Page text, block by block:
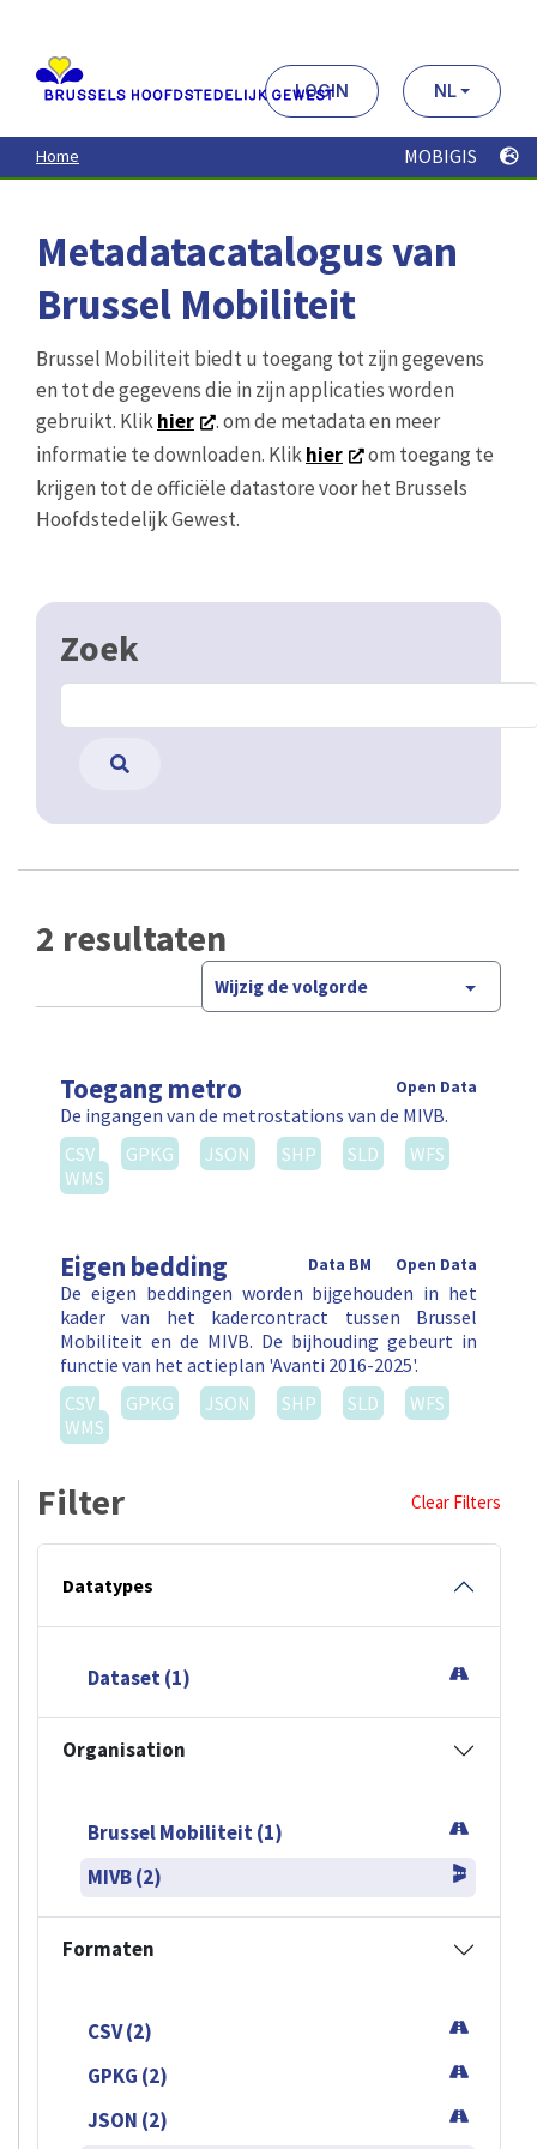
contenu
principal
LOGIN NL
Home MOBIGIS
Metadatacatalogus van
Brussel Mobiliteit
Brussel Mobiliteit biedt u toegang tot zijn gegevens
en tot de gegevens die in zijn applicaties worden
gebruikt. Klikhier
. om de metadata en meer
informatie te downloaden. Klikhier
om toegang te
krijgen tot de officiële datastore voor het Brussels
Hoofdstedelijk Gewest.
Zoek
2 resultaten
Wijzig de volgorde
Toegang metro Open Data
De ingangen van de metrostations van de MIVB.
CSV
GPKG JSON SHP SLD
WFS
WMS
Eigen bedding Open Data
Data BM
De eigen beddingen worden bijgehouden in het
kader van het kadercontract tussen Brussel
Mobiliteit en de MIVB. De bijhouding gebeurt in
functie van het actieplan 'Avanti 2016-2025'.
CSV
GPKG JSON SHP SLD
WFS
WMS
Filter Clear Filters
Datatypes
Dataset (1)
Organisation
Brussel Mobiliteit (1)
MIVB (2)
Formaten
CSV (2)
GPKG (2)
JSON (2)